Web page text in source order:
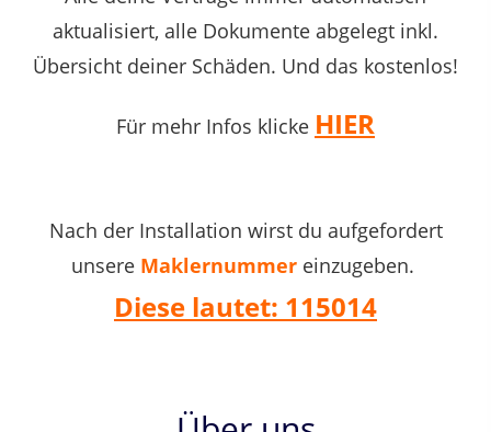
aktualisiert, alle Dokumente abgelegt inkl.
Übersicht deiner Schäden. Und das kostenlos!
Für mehr Infos klicke HIER
Nach der Installation wirst du aufgefordert
unsere Maklernummer einzugeben.
Diese lautet: 115014